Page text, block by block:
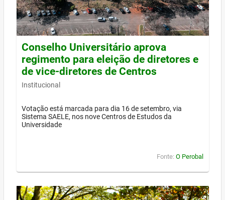
Conselho Universitário aprova
regimento para eleição de diretores e
de vice-diretores de Centros
Institucional
Votação está marcada para dia 16 de setembro, via
Sistema SAELE, nos nove Centros de Estudos da
Universidade
Fonte: O Perobal